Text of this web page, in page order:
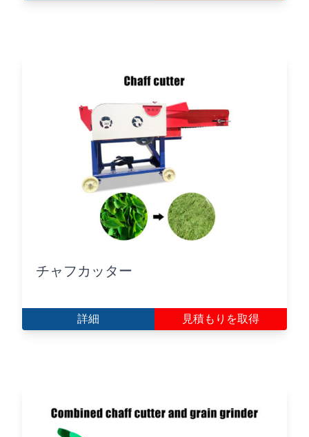
チャフカッター
詳細 見積もりを取得